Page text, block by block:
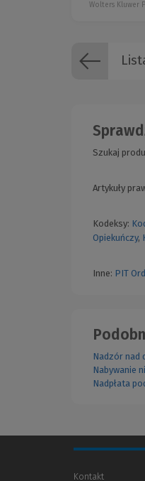
Wolters Kluwer
Szukaj
Artykuły
Kodeksy:
Opiekuńczy,
Inne: PIT
Nadzór nad
Nabywanie
Nadpłata
Kontakt